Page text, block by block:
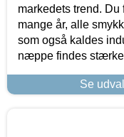
markedets trend.
mange år, alle
som også kaldes
næppe findes
Se